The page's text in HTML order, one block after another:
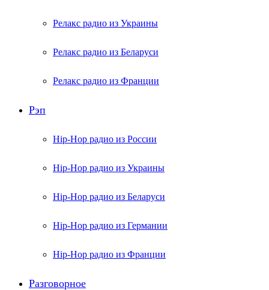
Релакс радио из Украины
Релакс радио из Беларуси
Релакс радио из Франции
Рэп
Hip-Hop радио из России
Hip-Hop радио из Украины
Hip-Hop радио из Беларуси
Hip-Hop радио из Германии
Hip-Hop радио из Франции
Разговорное